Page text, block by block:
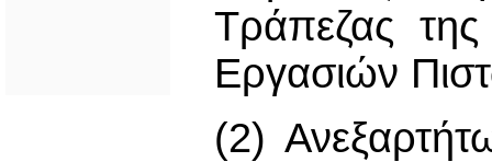
Τράπεζας
Εργασιών
(2)